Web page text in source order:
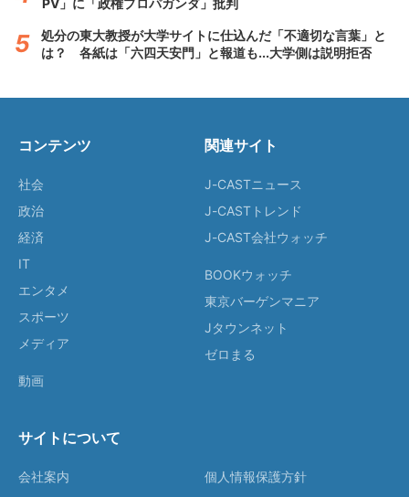
PV」に「政権プロパガンダ」批判
処分の東大教授が大学サイトに仕込んだ「不適切な言葉」と
は？ 各紙は「六四天安門」と報道も...大学側は説明拒否
コンテンツ
社会
政治
経済
IT
エンタメ
スポーツ
メディア
動画
関連サイト
J-CASTニュース
J-CASTトレンド
J-CAST会社ウォッチ
BOOKウォッチ
東京バーゲンマニア
Jタウンネット
ゼロまる
サイトについて
会社案内
個人情報保護方針